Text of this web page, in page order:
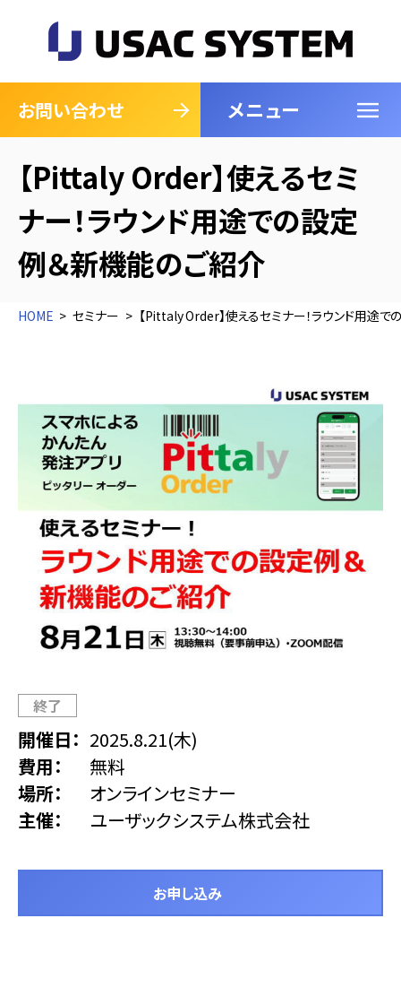
お問い合わせ メニュー
閉じる
【Pittaly Order】使えるセミ
ナー！ラウンド用途での設定
例＆新機能のご紹介
HOME セミナー 【Pittaly Order】使えるセミナー！ラウンド用途
終了
開催日
2025.8.21(木)
費用
無料
場所
オンラインセミナー
主催
ユーザックシステム株式会社
お申し込み